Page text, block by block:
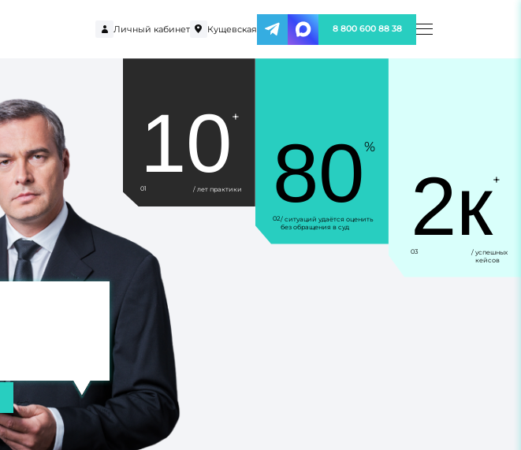
Личный кабинет Кущевская 8 800 600 88 38
10 +
01 / лет практики 80%
02/ ситуаций удаётся оценить
без обращения в суд
2к+
03
/ успешных
кейсов